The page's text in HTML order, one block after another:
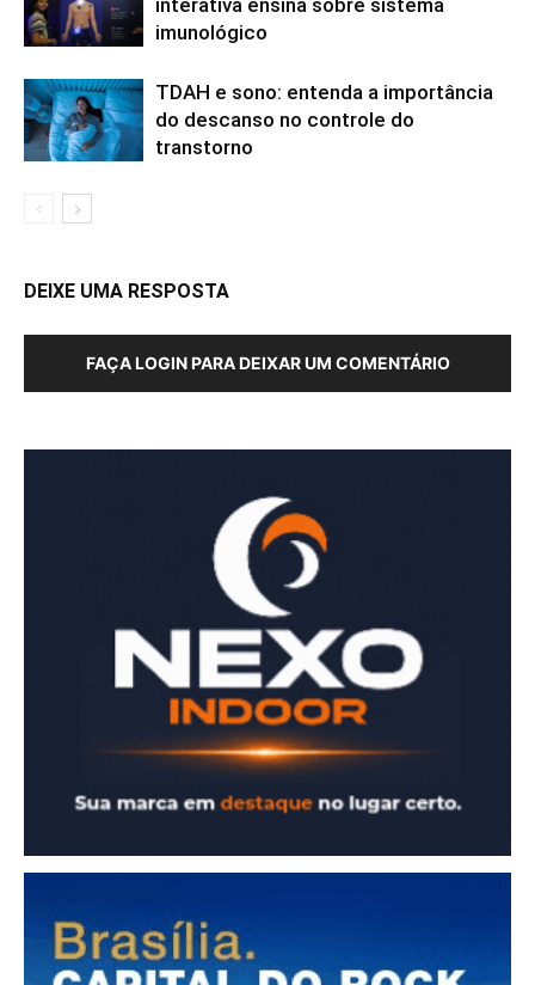
imunológico
TDAH e sono: entenda a importância
do descanso no controle do
transtorno
DEIXE UMA RESPOSTA
FAÇA LOGIN PARA DEIXAR UM COMENTÁRIO